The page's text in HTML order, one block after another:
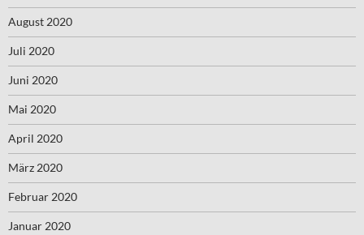
August 2020
Juli 2020
Juni 2020
Mai 2020
April 2020
März 2020
Februar 2020
Januar 2020